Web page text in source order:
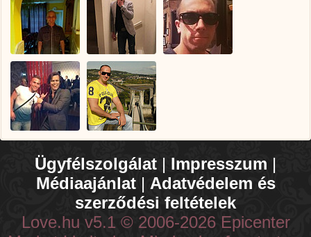
Ügyfélszolgálat | Impresszum |
Médiaajánlat| Adatvédelem és
szerződési feltételek
Love.hu v5.1 © 2006-2026 Epicenter